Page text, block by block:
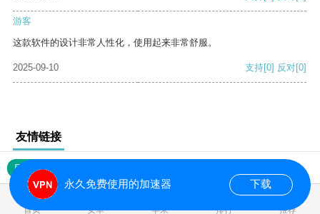
游客
这款软件的设计非常人性化，使用起来非常舒服。
2025-09-10 支持[0] 反对[0]
友情链接
网站地图
首页 安卓 苹果 排行 推荐
永久免费使用的加速器 下载
0.016373s